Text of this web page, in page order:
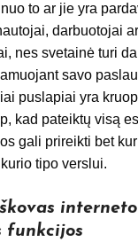
to ar jie yra
darbuotojai
nes svetainė turi
savo
puslapiai yra
kad pateiktų visą
gali prireikti bet
tipo verslui.
funkcijos